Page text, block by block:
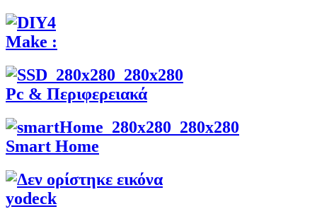
Make :
Pc & Περιφερειακά
Smart Home
yodeck